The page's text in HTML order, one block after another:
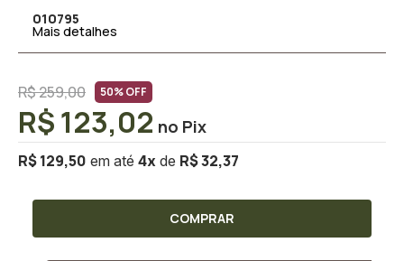
010795
Mais detalhes
R$ 259,00 50% OFF
R$ 129,50 4x R$ 32,37
R$ 123,02
COMPRAR